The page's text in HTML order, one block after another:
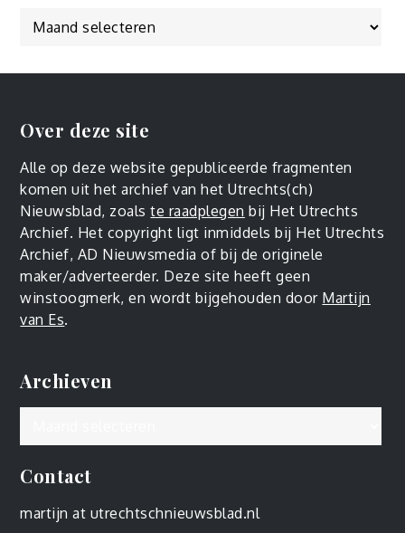
Over deze site
Alle op deze website gepubliceerde fragmenten
komen uit het archief van het Utrechts(ch)
Nieuwsblad, zoalste raadplegen bij Het Utrechts
Archief. Het copyright ligt inmiddels bij Het Utrechts
Archief, AD Nieuwsmedia of bij de originele
maker/adverteerder. Deze site heeft geen
winstoogmerk, en wordt bijgehouden door Martijn
van Es.
Archieven
Contact
martijn at utrechtschnieuwsblad.nl